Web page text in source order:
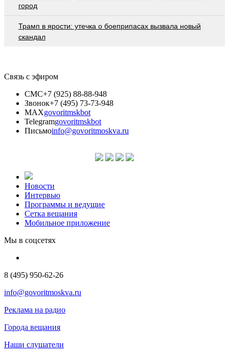
город
Трамп в ярости: утечка о боеприпасах вызвала новый
скандал
Связь с эфиром
СМС+7 (925) 88-88-948
Звонок+7 (495) 73-73-948
MAXgovoritmskbot
Telegramgovoritmskbot
Письмоinfo@govoritmoskva.ru
Новости
Интервью
Программы и ведущие
Сетка вещания
Мобильное приложение
Мы в соцсетях
8 (495) 950-62-26
info@govoritmoskva.ru
Реклама на радио
Города вещания
Наши слушатели